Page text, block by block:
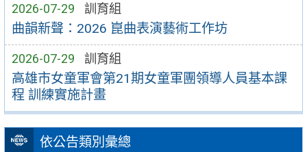
2026-07-29 訓育組
曲韻新聲：2026 崑曲表演藝術工作坊
2026-07-29 訓育組
高雄市女童軍會第21期女童軍團領導人員基本課
程 訓練實施計畫
依公告類別彙總